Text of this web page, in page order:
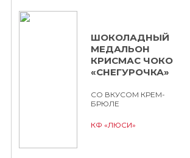
ШОКОЛАДНЫЙ
МЕДАЛЬОН
КРИСМАС ЧОКО
«СНЕГУРОЧКА»
СО ВКУСОМ КРЕМ-
БРЮЛЕ
КФ «ЛЮСИ»